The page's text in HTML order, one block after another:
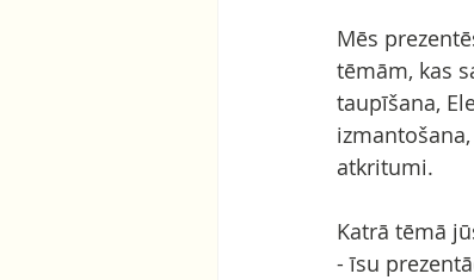
Mēs
tēmām, kas
taupīšana,
atkritumi.
Katrā tēmā
- īsu